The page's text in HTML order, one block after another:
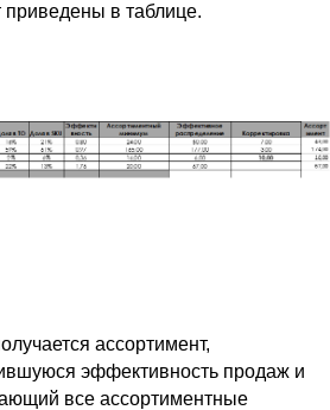
приведены в таблице.
ассортимент,
эффективность продаж и
все ассортиментные